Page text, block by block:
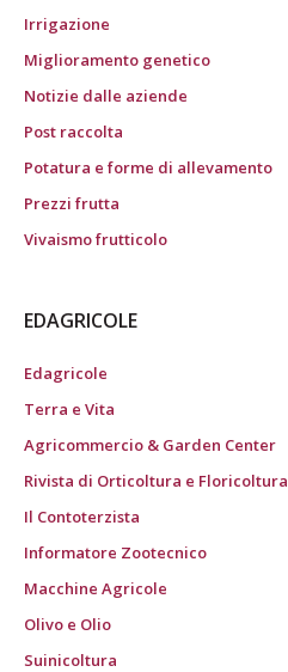
Irrigazione
Miglioramento genetico
Notizie dalle aziende
Post raccolta
Potatura e forme di allevamento
Prezzi frutta
Vivaismo frutticolo
EDAGRICOLE
Edagricole
Terra e Vita
Agricommercio & Garden Center
Rivista di Orticoltura e Floricoltura
Il Contoterzista
Informatore Zootecnico
Macchine Agricole
Olivo e Olio
Suinicoltura